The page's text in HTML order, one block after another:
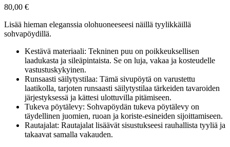
80,00 €
Lisää hieman eleganssia olohuoneeseesi näillä tyylikkäillä
sohvapöydillä.
Kestävä materiaali: Tekninen puu on poikkeuksellisen
laadukasta ja sileäpintaista. Se on luja, vakaa ja kosteudelle
vastustuskykyinen.
Runsaasti säilytystilaa: Tämä sivupöytä on varustettu
laatikolla, tarjoten runsaasti säilytystilaa tärkeiden tavaroiden
järjestyksessä ja kättesi ulottuvilla pitämiseen.
Tukeva pöytälevy: Sohvapöydän tukeva pöytälevy on
täydellinen juomien, ruoan ja koriste-esineiden sijoittamiseen.
Rautajalat: Rautajalat lisäävät sisustukseesi rauhallista tyyliä ja
takaavat samalla vakauden.